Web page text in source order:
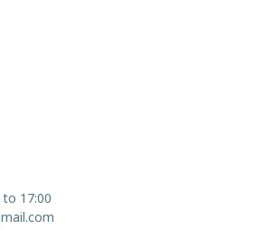
17:00